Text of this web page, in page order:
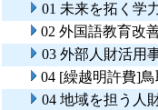
01 未来を拓く学
02 外国語教育改
03 外部人財活用
04 [繰越明許費]
04 地域を担う人